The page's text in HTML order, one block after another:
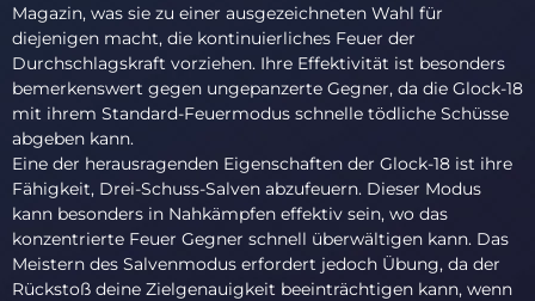
Magazin, was sie zu einer ausgezeichneten Wahl für
diejenigen macht, die kontinuierliches Feuer der
Durchschlagskraft vorziehen. Ihre Effektivität ist besonders
bemerkenswert gegen ungepanzerte Gegner, da die Glock-18
mit ihrem Standard-Feuermodus schnelle tödliche Schüsse
abgeben kann.
Eine der herausragenden Eigenschaften der Glock-18 ist ihre
Fähigkeit, Drei-Schuss-Salven abzufeuern. Dieser Modus
kann besonders in Nahkämpfen effektiv sein, wo das
konzentrierte Feuer Gegner schnell überwältigen kann. Das
Meistern des Salvenmodus erfordert jedoch Übung, da der
Rückstoß deine Zielgenauigkeit beeinträchtigen kann, wenn